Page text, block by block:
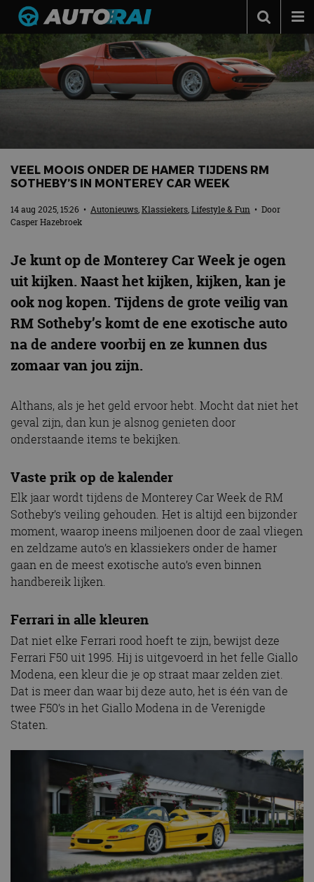
Autonieuws
Podcast
Autotests
Adverteren
Contact
MotorRAI.nl
VEEL MOOIS ONDER DE HAMER TIJDENS RM
SOTHEBY’S IN MONTEREY CAR WEEK
14 aug 2025, 15:26 • Autonieuws,Klassiekers,Lifestyle & Fun • Door
Casper Hazebroek
Je kunt op de Monterey Car Week je ogen
uit kijken. Naast het kijken, kijken, kan je
ook nog kopen. Tijdens de grote veilig van
RM Sotheby’s komt de ene exotische auto
na de andere voorbij en ze kunnen dus
zomaar van jou zijn.
Althans, als je het geld ervoor hebt. Mocht dat niet het
geval zijn, dan kun je alsnog genieten door
onderstaande items te bekijken.
Vaste prik op de kalender
Elk jaar wordt tijdens de Monterey Car Week de RM
Sotheby’s veiling gehouden. Het is altijd een bijzonder
moment, waarop ineens miljoenen door de zaal vliegen
en zeldzame auto’s en klassiekers onder de hamer
gaan en de meest exotische auto’s even binnen
handbereik lijken.
Ferrari in alle kleuren
Dat niet elke Ferrari rood hoeft te zijn, bewijst deze
Ferrari F50 uit 1995. Hij is uitgevoerd in het felle Giallo
Modena, een kleur die je op straat maar zelden ziet.
Dat is meer dan waar bij deze auto, het is één van de
twee F50’s in het Giallo Modena in de Verenigde
Staten.